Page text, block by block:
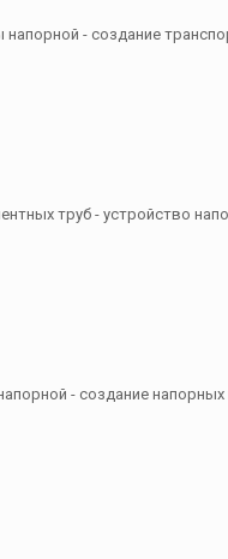
- создание
труб - устройство
- создание напорных